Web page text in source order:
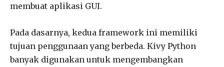
membuat aplikasi GUI.
Pada dasarnya, kedua framework ini memiliki
tujuan penggunaan yang berbeda. Kivy Python
banyak digunakan untuk mengembangkan